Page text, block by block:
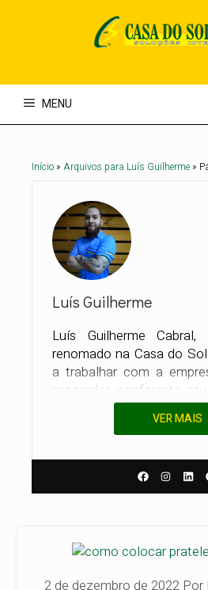
MENU
Início» Arquivos para Luís Guilherme»
Luís Guilherme
Luís Guilherme Cabral,
renomado na Casa do
a trabalhar com a
separador, conferente,
de mercadorias,
vendas, marketing e
jornada, absorveu
especializados na
marcenaria, o que o
todos os nossos
VER MAIS
2 de dezembro de 2022 Por